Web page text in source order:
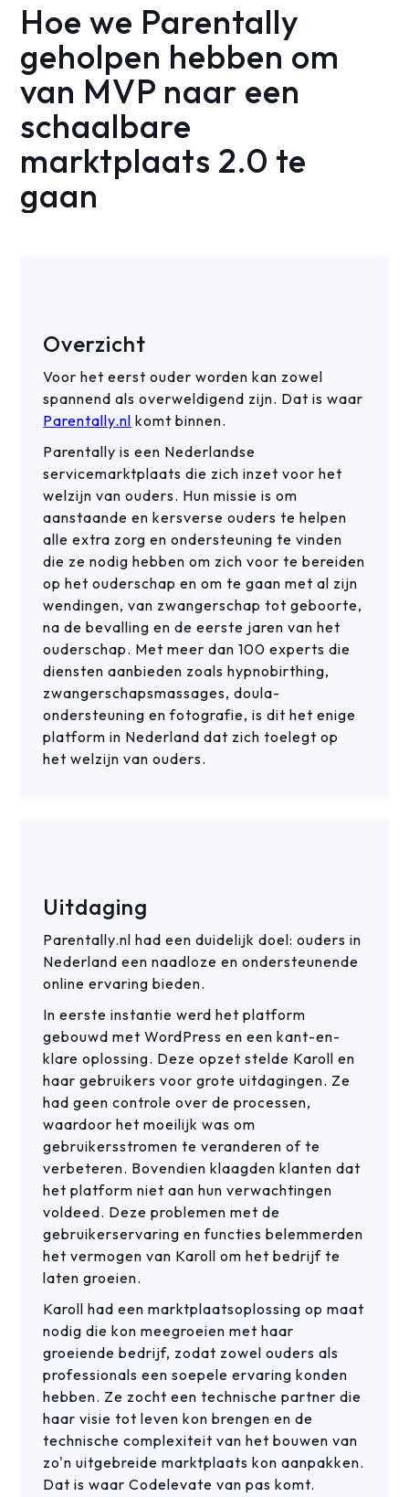
Hoe we Parentally
geholpen hebben om
van MVP naar een
schaalbare
marktplaats 2.0 te
gaan
Overzicht
Voor het eerst ouder worden kan zowel
spannend als overweldigend zijn. Dat is waar
Parentally.nl komt binnen.
Parentally is een Nederlandse
servicemarktplaats die zich inzet voor het
welzijn van ouders. Hun missie is om
aanstaande en kersverse ouders te helpen
alle extra zorg en ondersteuning te vinden
die ze nodig hebben om zich voor te bereiden
op het ouderschap en om te gaan met al zijn
wendingen, van zwangerschap tot geboorte,
na de bevalling en de eerste jaren van het
ouderschap. Met meer dan 100 experts die
diensten aanbieden zoals hypnobirthing,
zwangerschapsmassages, doula-
ondersteuning en fotografie, is dit het enige
platform in Nederland dat zich toelegt op
het welzijn van ouders.
Uitdaging
Parentally.nl had een duidelijk doel: ouders in
Nederland een naadloze en ondersteunende
online ervaring bieden.
In eerste instantie werd het platform
gebouwd met WordPress en een kant-en-
klare oplossing. Deze opzet stelde Karoll en
haar gebruikers voor grote uitdagingen. Ze
had geen controle over de processen,
waardoor het moeilijk was om
gebruikersstromen te veranderen of te
verbeteren. Bovendien klaagden klanten dat
het platform niet aan hun verwachtingen
voldeed. Deze problemen met de
gebruikerservaring en functies belemmerden
het vermogen van Karoll om het bedrijf te
laten groeien.
Karoll had een marktplaatsoplossing op maat
nodig die kon meegroeien met haar
groeiende bedrijf, zodat zowel ouders als
professionals een soepele ervaring konden
hebben. Ze zocht een technische partner die
haar visie tot leven kon brengen en de
technische complexiteit van het bouwen van
zo'n uitgebreide marktplaats kon aanpakken.
Dat is waar Codelevate van pas komt.